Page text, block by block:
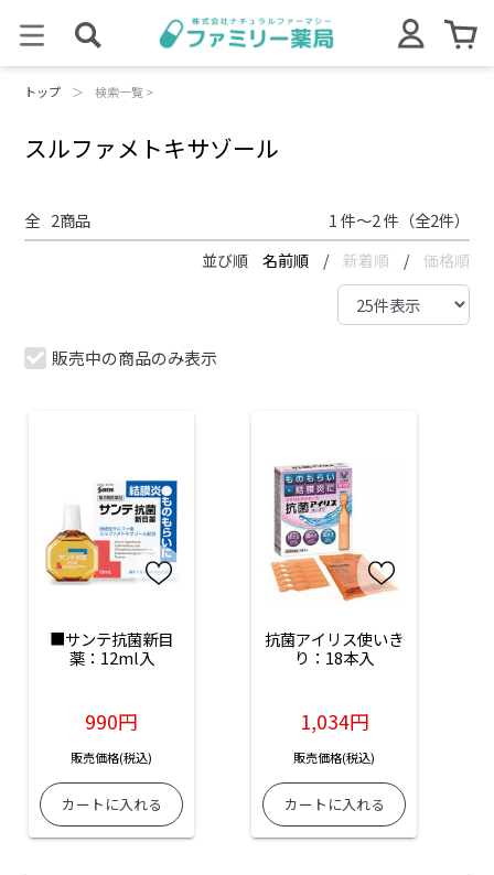
トップ ＞ 検索一覧 >
スルファメトキサゾール
全 2商品 1 件～2 件（全2件）
並び順 名前順 / 新着順 / 価格順
販売中の商品のみ表示
■サンテ抗菌新目
薬：12ml入
990円
販売価格(税込)
抗菌アイリス使いき
り：18本入
1,034円
販売価格(税込)